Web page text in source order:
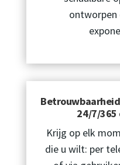
ontworpen
24/7/
Krijg op elk
die u wilt: per